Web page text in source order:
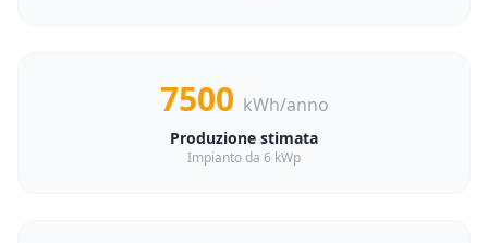
7500 kWh/anno
Produzione stimata
Impianto da 6 kWp